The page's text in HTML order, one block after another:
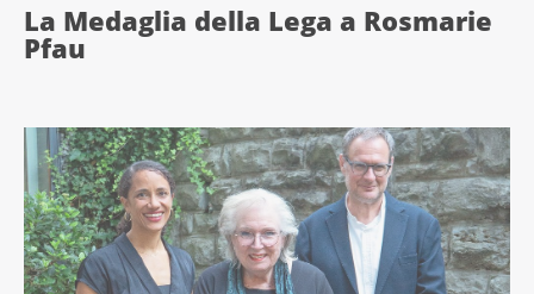
La Medaglia della Lega a Rosmarie
Pfau